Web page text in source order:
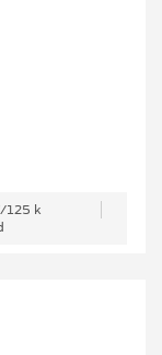
125 k